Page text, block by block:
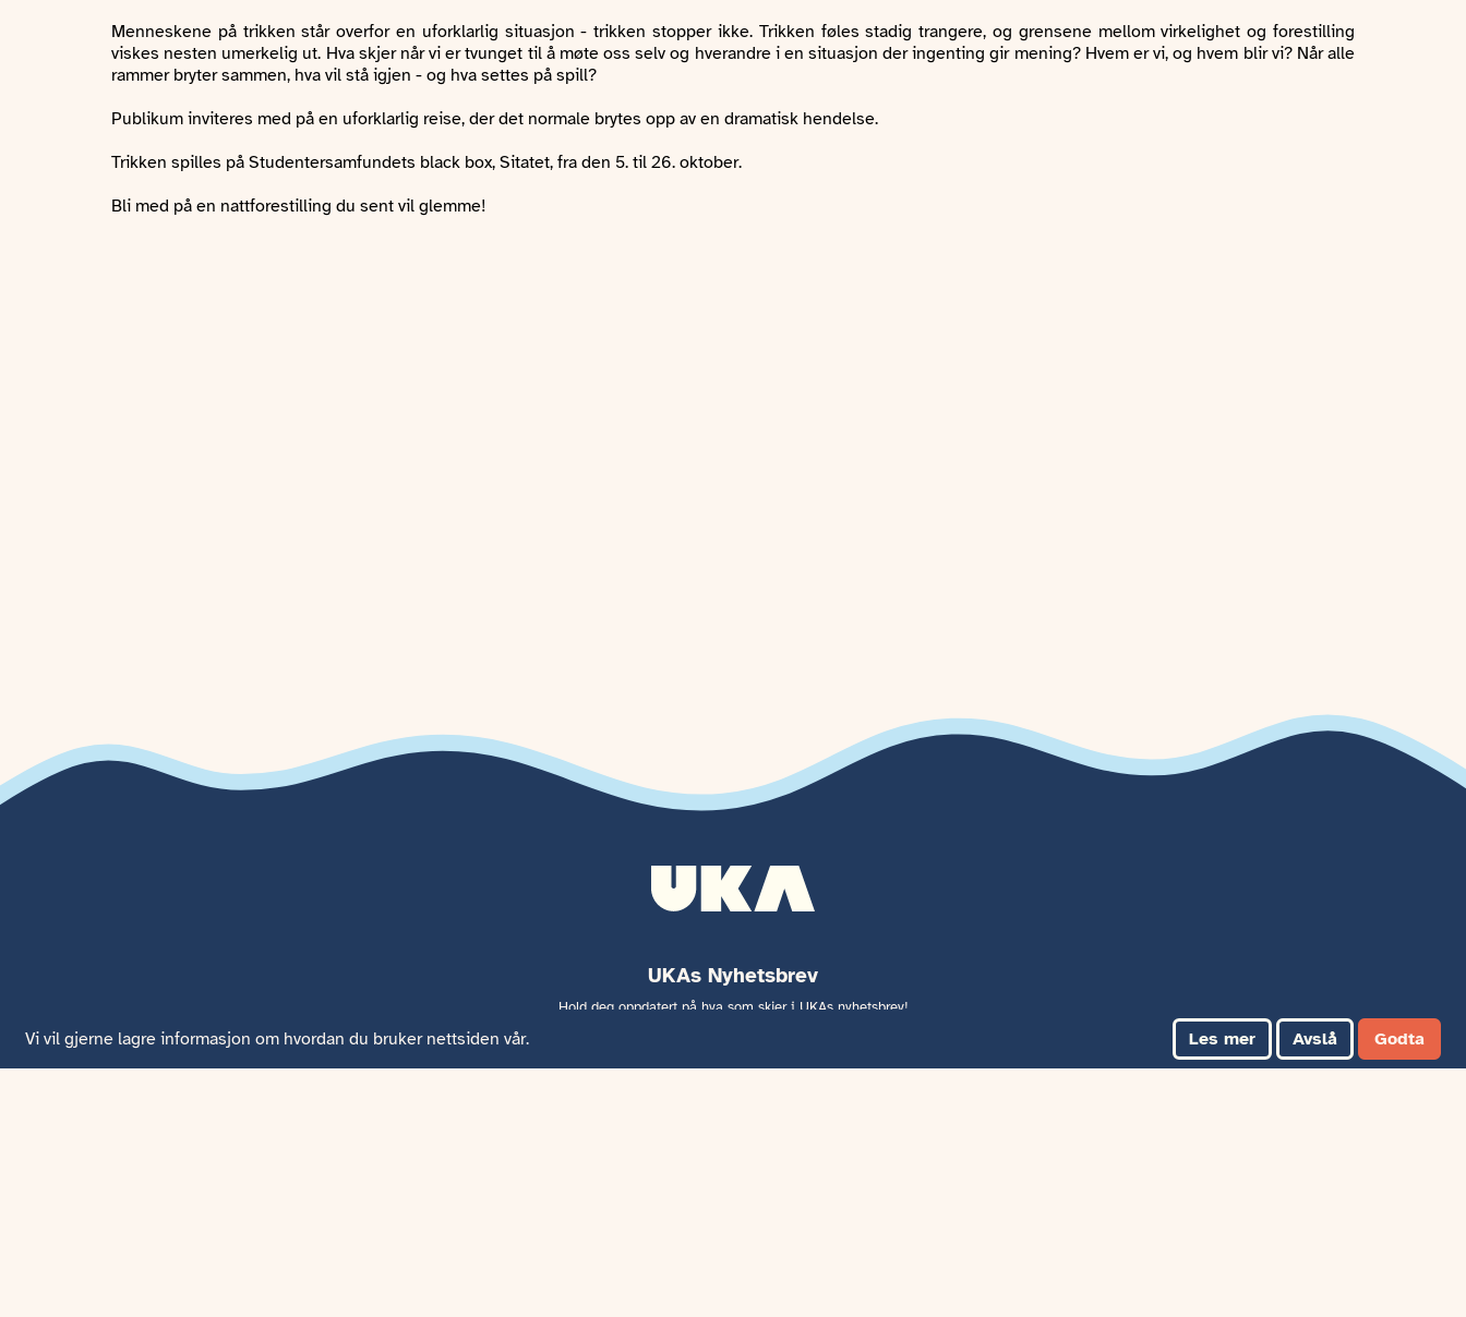
Menneskene på trikken står overfor en uforklarlig situasjon - trikken stopper ikke. Trikken føles stadig trangere, og grensene mellom virkelighet og forestilling
viskes nesten umerkelig ut. Hva skjer når vi er tvunget til å møte oss selv og hverandre i en situasjon der ingenting gir mening? Hvem er vi, og hvem blir vi? Når alle
rammer bryter sammen, hva vil stå igjen - og hva settes på spill?
Publikum inviteres med på en uforklarlig reise, der det normale brytes opp av en dramatisk hendelse.
Trikken spilles på Studentersamfundets black box, Sitatet, fra den 5. til 26. oktober.
Bli med på en nattforestilling du sent vil glemme!
UKAs Nyhetsbrev
Hold deg oppdatert på hva som skjer i UKAs nyhetsbrev!
Vi vil gjerne lagre informasjon om hvordan du bruker nettsiden vår. Les mer Avslå Godta